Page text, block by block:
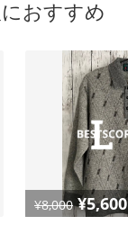
おすすめ
¥8,000 ¥5,600